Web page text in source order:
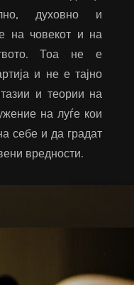
духовно и
на човекот и на
Тоа не е
и не е тајно
и теории на
на луѓе кои
себе и да градат
вредности.